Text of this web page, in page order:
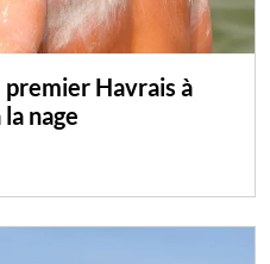
Havrais à
nage